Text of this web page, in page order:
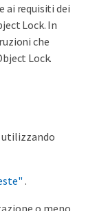
ai requisiti dei
Lock. In
che
Lock.
utilizzando
.
o meno